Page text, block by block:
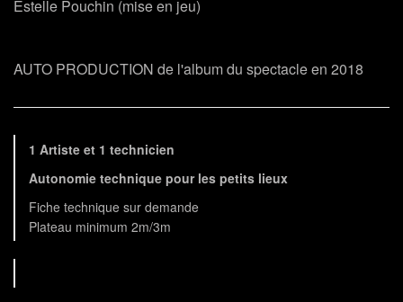
Estelle Pouchin (mise en jeu)
AUTO PRODUCTION de l'album du spectacle en 2018
1 Artiste et 1 technicien
Autonomie technique pour les petits lieux
Fiche technique sur demande
Plateau minimum 2m/3m